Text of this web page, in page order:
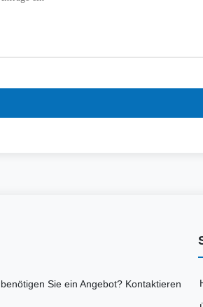
Sie ein Angebot? Kontaktieren